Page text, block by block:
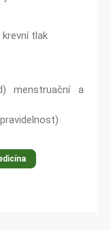
tlak
menstruační a